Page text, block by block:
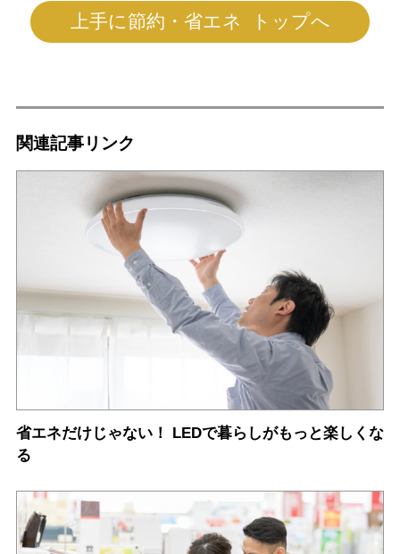
上手に節約・省エネ トップへ
関連記事リンク
省エネだけじゃない！ LEDで暮らしがもっと楽しくな
る